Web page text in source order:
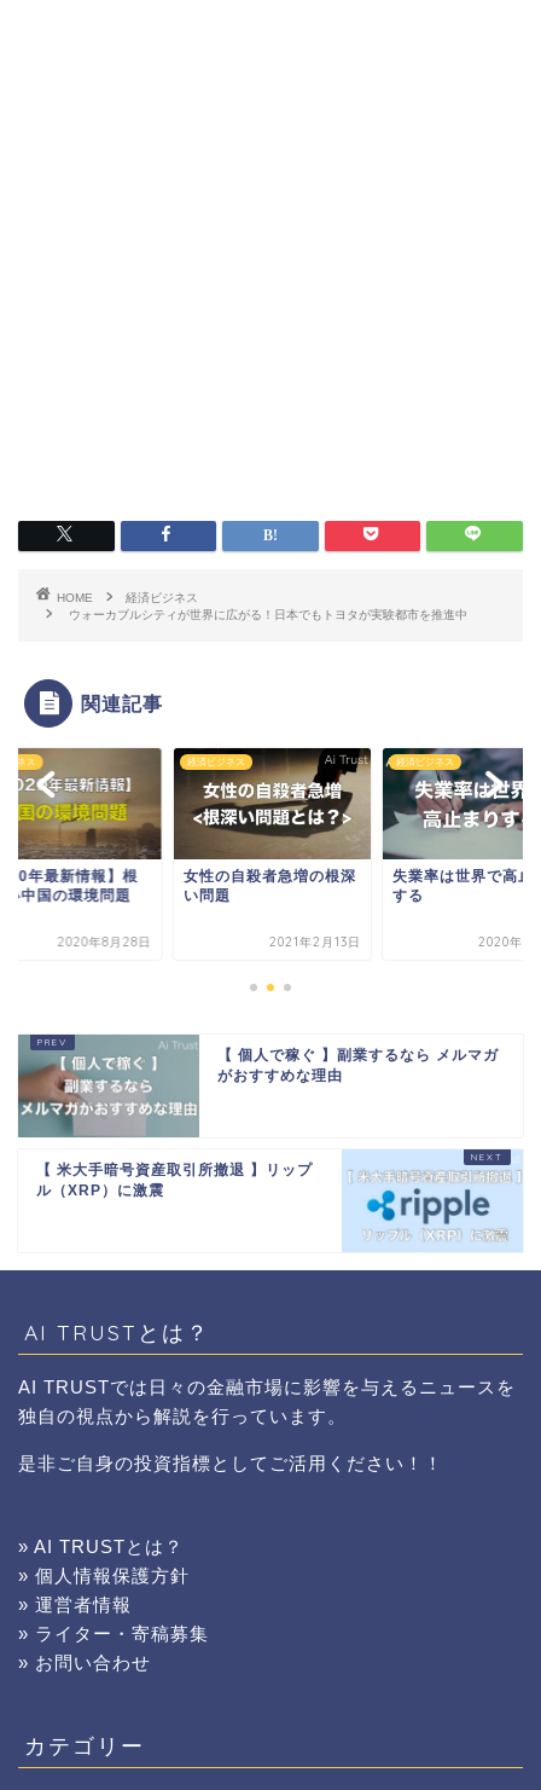
HOME
経済ビジネス
ウォーカブルシティが世界に広がる！日本でもトヨタが実験都市を推進中
関連記事
ジネス
年最新情報】根
い中国の環境問題
2020年8月28日
経済ビジネス
女性の自殺者急増の根深
い問題
2021年2月13日
経済ビジネス
失業率は世界で高止
する
2020年7
【 個人で稼ぐ 】副業するなら メルマガ
がおすすめな理由
【 米大手暗号資産取引所撤退 】リップ
ル（XRP）に激震
AI TRUSTとは？
AI TRUSTでは日々の金融市場に影響を与えるニュースを
独自の視点から解説を行っています。
是非ご自身の投資指標としてご活用ください！！
» AI TRUSTとは？
» 個人情報保護方針
» 運営者情報
» ライター・寄稿募集
» お問い合わせ
カテゴリー